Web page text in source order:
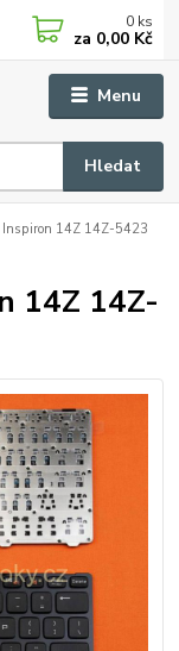
Menu
Hledat
0 ks
za 0,00 Kč
Inspiron 14Z 14Z-5423
14Z 14Z-